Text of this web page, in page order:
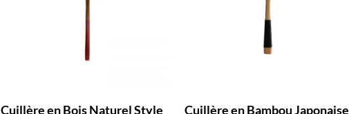
Cuillère en Bois Naturel Style
Cuillère en Bambou Japonaise